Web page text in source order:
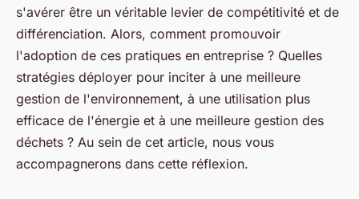
s'avérer être un véritable levier de compétitivité et de
différenciation. Alors, comment promouvoir
l'adoption de ces pratiques en entreprise ? Quelles
stratégies déployer pour inciter à une meilleure
gestion de l'environnement, à une utilisation plus
efficace de l'énergie et à une meilleure gestion des
déchets ? Au sein de cet article, nous vous
accompagnerons dans cette réflexion.